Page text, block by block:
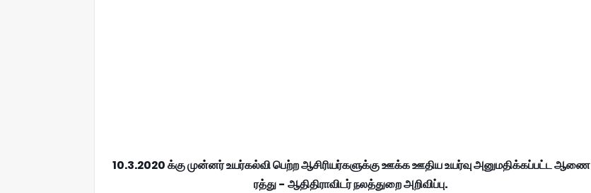
10.3.2020 க்கு முன்னர் உயர்கல்வி பெற்ற ஆசிரியர்களுக்கு ஊக்க ஊதிய உயர்வு அனுமதிக்கப்பட்ட ஆணை
ரத்து - ஆதிதிராவிடர் நலத்துறை அறிவிப்பு.